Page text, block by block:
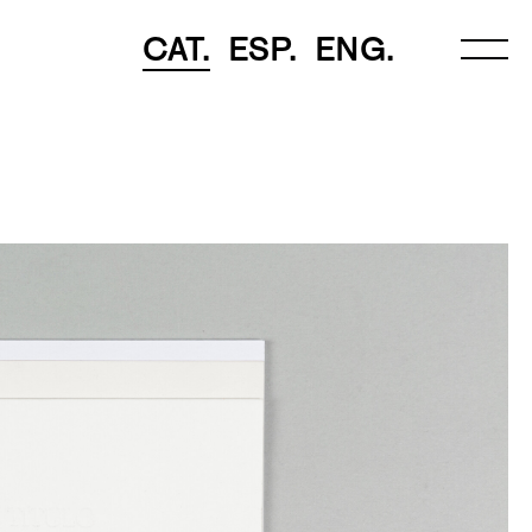
CAT. ESP. ENG.